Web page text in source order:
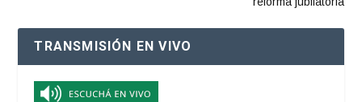
TRANSMISIÓN EN VIVO